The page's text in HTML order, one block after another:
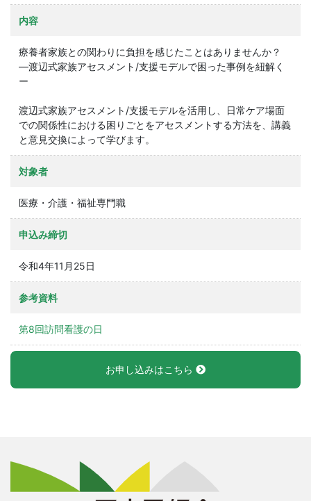
内容
療養者家族との関わりに負担を感じたことはありませんか？
―渡辺式家族アセスメント/支援モデルで困った事例を紐解く
ー
渡辺式家族アセスメント/支援モデルを活用し、日常ケア場面
での関係性における困りごとをアセスメントする方法を、講義
と意見交換によって学びます。
対象者
医療・介護・福祉専門職
申込み締切
令和4年11月25日
参考資料
第8回訪問看護の日
お申し込みはこちら